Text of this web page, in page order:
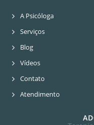
A Psicóloga
Serviços
Blog
Vídeos
Contato
Atendimento